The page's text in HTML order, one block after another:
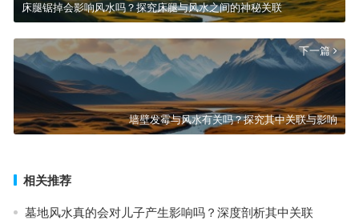
床腿锯掉会影响风水吗？探究床腿与风水之间的神秘关联
下一篇
墙壁发霉与风水有关吗？探究其中关联与影响
相关推荐
墓地风水真的会对儿子产生影响吗？深度剖析其中关联